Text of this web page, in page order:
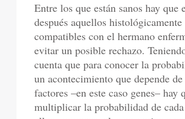
Entre los que están sanos hay que
después aquellos histológicamente
compatibles con el hermano
evitar un posible rechazo.
cuenta que para conocer la
un acontecimiento que depende
factores –en este caso genes– hay
multiplicar la probabilidad de